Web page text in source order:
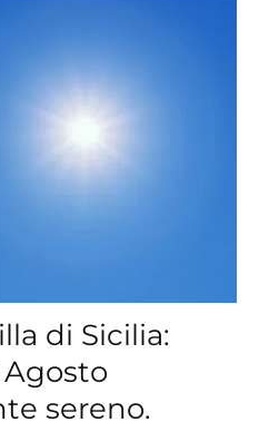
di Sicilia:
sereno.